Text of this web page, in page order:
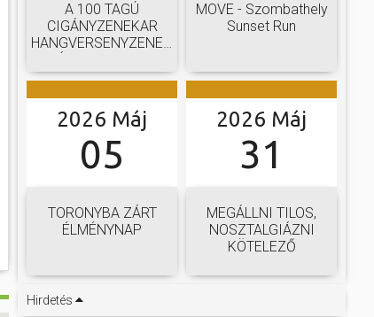
A 100 TAGÚ
CIGÁNYZENEKAR
HANGVERSENYZENEKARI
MOVE - Szombathely
Sunset Run
2026 Máj
05
TORONYBA ZÁRT
ÉLMÉNYNAP
2026 Máj
31
MEGÁLLNI TILOS,
NOSZTALGIÁZNI
KÖTELEZŐ
Hirdetés